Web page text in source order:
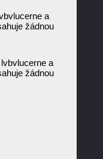
a
žádnou
a
žádnou